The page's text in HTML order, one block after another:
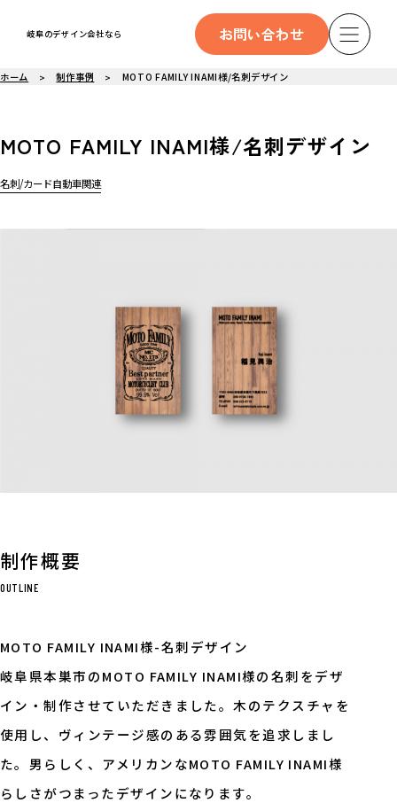
岐阜のデザイン会社なら お問い合わせ
ホーム 制作事例 MOTO FAMILY INAMI様/名刺デザイン
MOTO FAMILY INAMI様/名刺デザイン
名刺/カード自動車関連
制作概要
OUTLINE
MOTO FAMILY INAMI様-名刺デザイン
岐阜県本巣市のMOTO FAMILY INAMI様の名刺をデザ
イン・制作させていただきました。木のテクスチャを
使用し、ヴィンテージ感のある雰囲気を追求しまし
た。 男らしく、アメリカンなMOTO FAMILY INAMI様
らしさがつまったデザインになります。